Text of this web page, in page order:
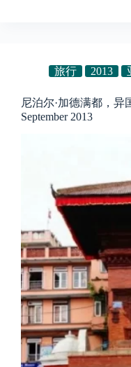
旅行 2013
尼泊尔·加德满都，异
September 2013